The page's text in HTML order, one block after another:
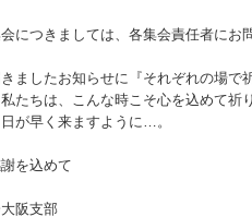
につきましては、各集会責任者にお
ましたお知らせに『それぞれの場で
たちは、こんな時こそ心を込めて祈
が早く来ますように…。
を込めて
阪支部